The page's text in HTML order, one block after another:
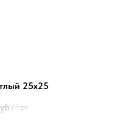
25х25
/ 1 pc